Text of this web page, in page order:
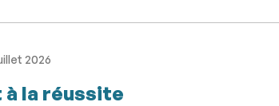
2026
à la réussite